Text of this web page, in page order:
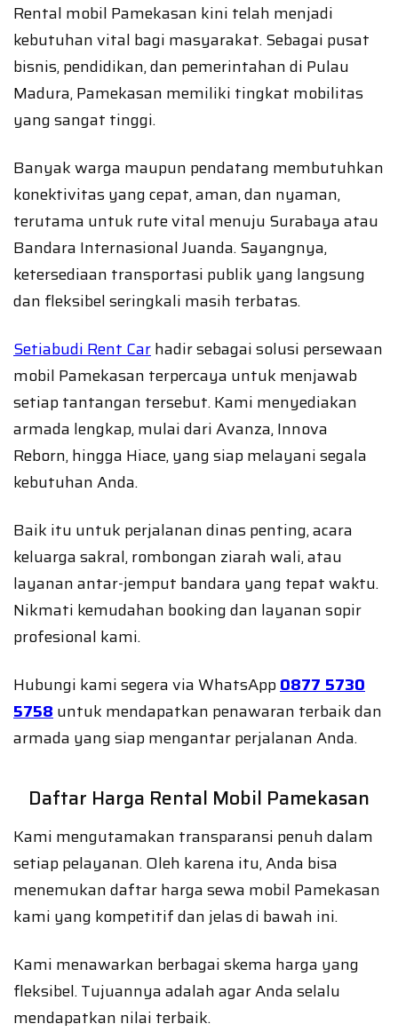
Rental mobil Pamekasan kini telah menjadi
kebutuhan vital bagi masyarakat. Sebagai pusat
bisnis, pendidikan, dan pemerintahan di Pulau
Madura, Pamekasan memiliki tingkat mobilitas
yang sangat tinggi.
Banyak warga maupun pendatang membutuhkan
konektivitas yang cepat, aman, dan nyaman,
terutama untuk rute vital menuju Surabaya atau
Bandara Internasional Juanda. Sayangnya,
ketersediaan transportasi publik yang langsung
dan fleksibel seringkali masih terbatas.
Setiabudi Rent Carhadir sebagai solusi persewaan
mobil Pamekasan terpercaya untuk menjawab
setiap tantangan tersebut. Kami menyediakan
armada lengkap, mulai dari Avanza, Innova
Reborn, hingga Hiace, yang siap melayani segala
kebutuhan Anda.
Baik itu untuk perjalanan dinas penting, acara
keluarga sakral, rombongan ziarah wali, atau
layanan antar-jemput bandara yang tepat waktu.
Nikmati kemudahan booking dan layanan sopir
profesional kami.
Hubungi kami segera via WhatsApp0877 5730
5758untuk mendapatkan penawaran terbaik dan
armada yang siap mengantar perjalanan Anda.
Daftar Harga Rental Mobil Pamekasan
Kami mengutamakan transparansi penuh dalam
setiap pelayanan. Oleh karena itu, Anda bisa
menemukan daftar harga sewa mobil Pamekasan
kami yang kompetitif dan jelas di bawah ini.
Kami menawarkan berbagai skema harga yang
fleksibel. Tujuannya adalah agar Anda selalu
mendapatkan nilai terbaik.